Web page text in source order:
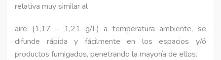
relativa muy similar al
aire (1,17 – 1,21 g/L) a temperatura ambiente, se
difunde rápida y fácilmente en los espacios y/ó
productos fumigados, penetrando la mayoría de ellos.